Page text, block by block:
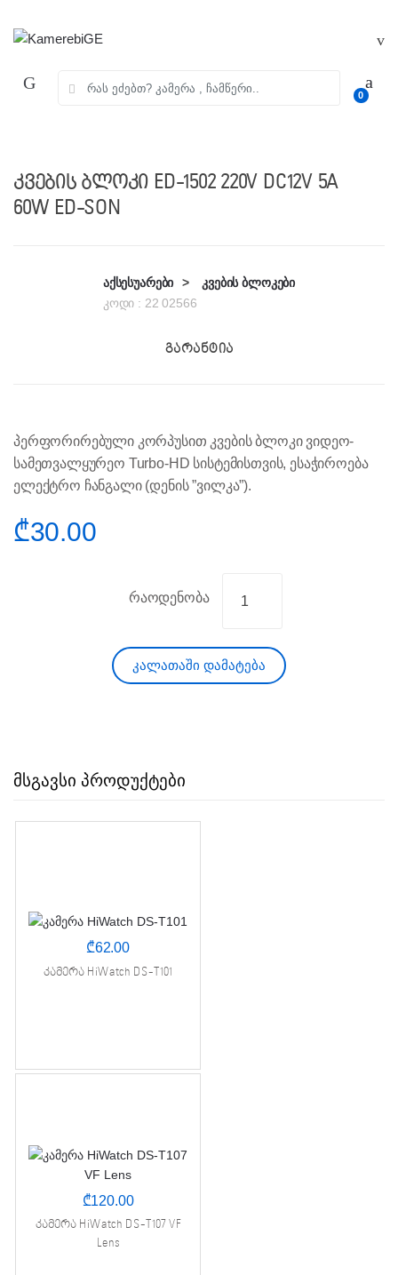
0
კვების ბლოკი ED-1502 220V DC12V 5A
60W ED-SON
აქსესუარები >
კვების ბლოკები
კოდი : 22 02566
პერფორირებული კორპუსით კვების ბლოკი ვიდეო-
სამეთვალყურეო Turbo-HD სისტემისთვის, ესაჭიროება
ელექტრო ჩანგალი (დენის ”ვილკა”).
₾30.00
რაოდენობა
კალათაში დამატება
მსგავსი პროდუქტები
₾62.00
კამერა HiWatch DS-T101
₾120.00
კამერა HiWatch DS-T107 VF
Lens